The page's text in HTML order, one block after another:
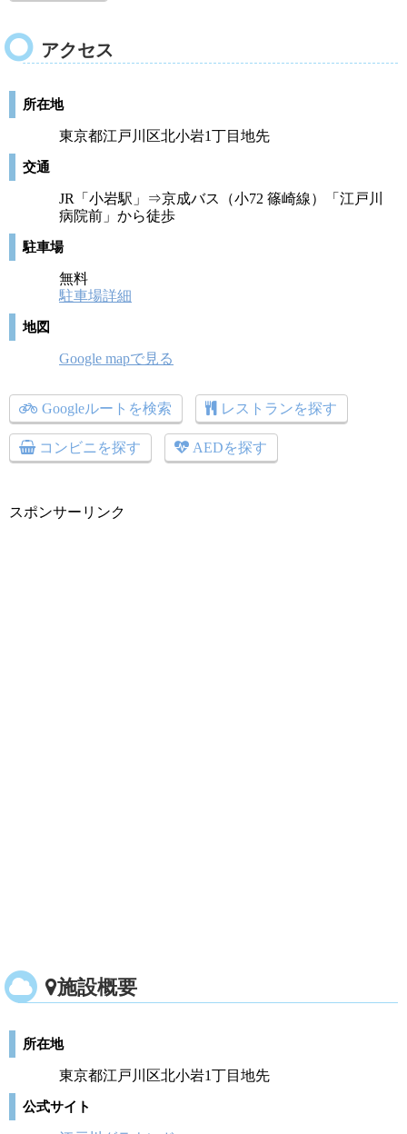
アクセス
所在地
東京都江戸川区北小岩1丁目地先
交通
JR「小岩駅」⇒京成バス（小72 篠崎線）「江戸川
病院前」から徒歩
駐車場
無料
駐車場詳細
地図
Google mapで見る
Googleルートを検索 レストランを探す
コンビニを探す AEDを探す
スポンサーリンク
施設概要
所在地
東京都江戸川区北小岩1丁目地先
公式サイト